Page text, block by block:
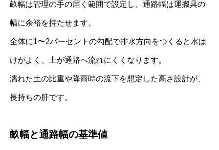
畝幅は管理の手の届く範囲で設定し、通路幅は運搬具の
幅に余裕を持たせます。
全体に1〜2パーセントの勾配で排水方向をつくると水は
けがよく、土が通路へ流れにくくなります。
濡れた土の比重や降雨時の流下を想定した高さ設計が、
長持ちの肝です。
畝幅と通路幅の基準値